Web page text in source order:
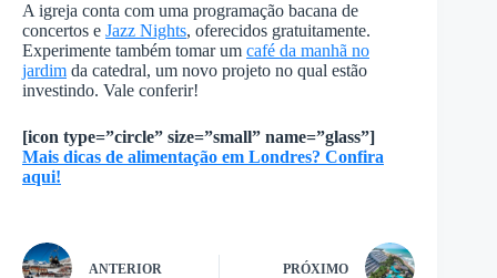
A igreja conta com uma programação bacana de
concertos e Jazz Nights, oferecidos gratuitamente.
Experimente também tomar um café da manhã no
jardim da catedral, um novo projeto no qual estão
investindo. Vale conferir!
[icon type=”circle” size=”small” name=”glass”]
Mais dicas de alimentação em Londres? Confira
aqui!
ANTERIOR PRÓXIMO